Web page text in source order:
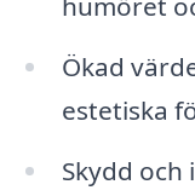
Ökad
estetiska
Skydd